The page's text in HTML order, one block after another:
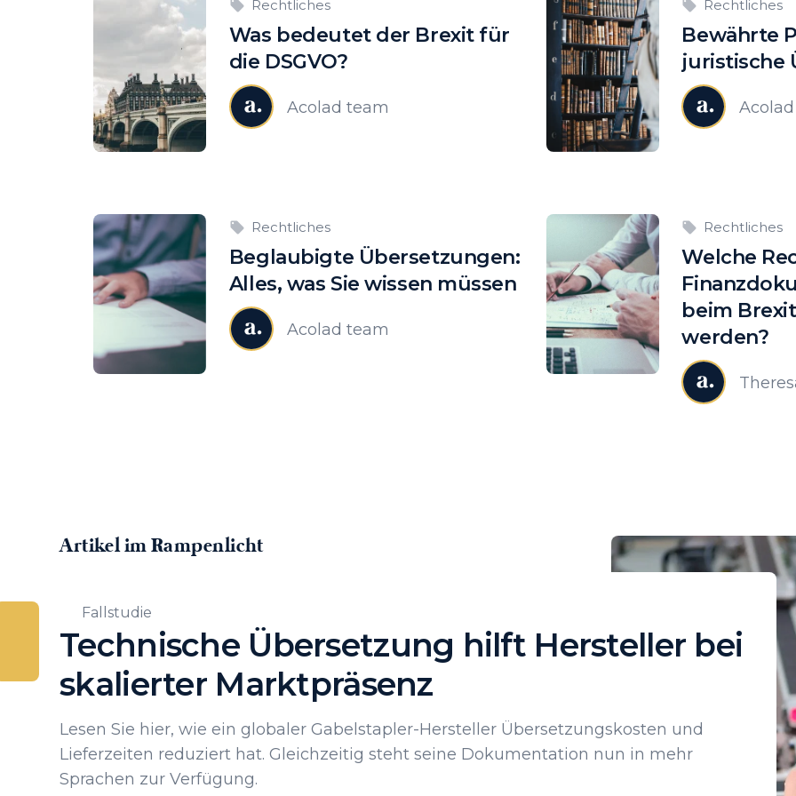
Rechtliches
Was bedeutet der Brexit für
die DSGVO?
Acolad team
Rechtliches
Bewährte
juristische
Rechtliches
Beglaubigte Übersetzungen:
Alles, was Sie wissen müssen
Acolad team
Rechtliches
Welche
beim
werden?
Artikel im Rampenlicht
Fallstudie
Technische Übersetzung hilft Hersteller bei
skalierter Marktpräsenz
Lesen Sie hier, wie ein globaler Gabelstapler-Hersteller Übersetzungskosten und
Lieferzeiten reduziert hat. Gleichzeitig steht seine Dokumentation nun in mehr
Sprachen zur Verfügung.